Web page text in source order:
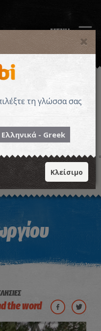
MENU
σε πνευματικά δικαιώματα
the word
τη γλώσσα σας
Ελληνικά - Greek
Κλείσιμο